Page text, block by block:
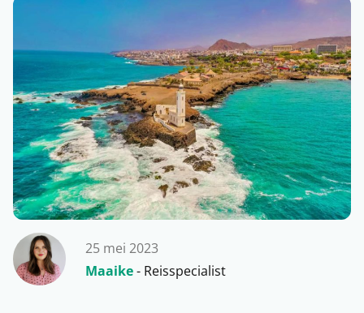
25 mei 2023
Maaike- Reisspecialist